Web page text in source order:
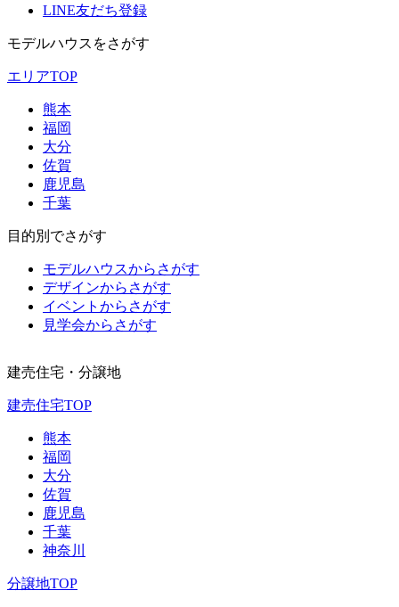
LINE友だち登録
モデルハウスをさがす
エリアTOP
熊本
福岡
大分
佐賀
鹿児島
千葉
目的別でさがす
モデルハウスからさがす
デザインからさがす
イベントからさがす
見学会からさがす
建売住宅・分譲地
建売住宅TOP
熊本
福岡
大分
佐賀
鹿児島
千葉
神奈川
分譲地TOP